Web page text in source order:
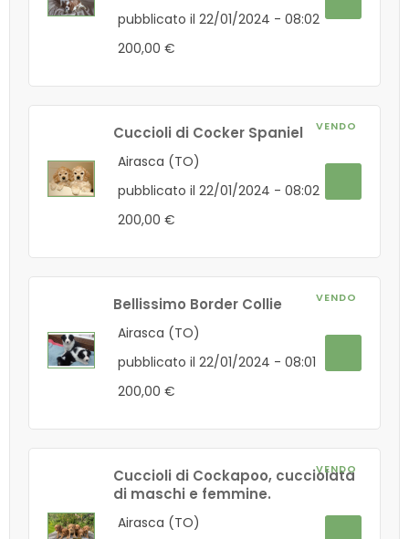
pubblicato il 22/01/2024 - 08:02
200,00 €
VENDO
Cuccioli di Cocker Spaniel
Airasca (TO)
pubblicato il 22/01/2024 - 08:02
200,00 €
VENDO
Bellissimo Border Collie
Airasca (TO)
pubblicato il 22/01/2024 - 08:01
200,00 €
VENDO
Cuccioli di Cockapoo, cucciolata
di maschi e femmine.
Airasca (TO)